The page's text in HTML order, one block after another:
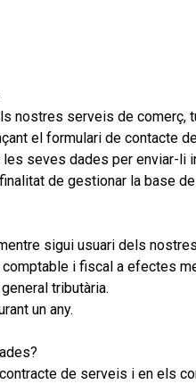
nostres serveis de comerç,
el formulari de contacte
les seves dades per
de gestionar la base
sigui usuari dels
i fiscal a efectes
tributària.
un any.
de serveis i en els